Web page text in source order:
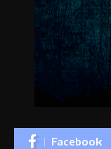
Facebook